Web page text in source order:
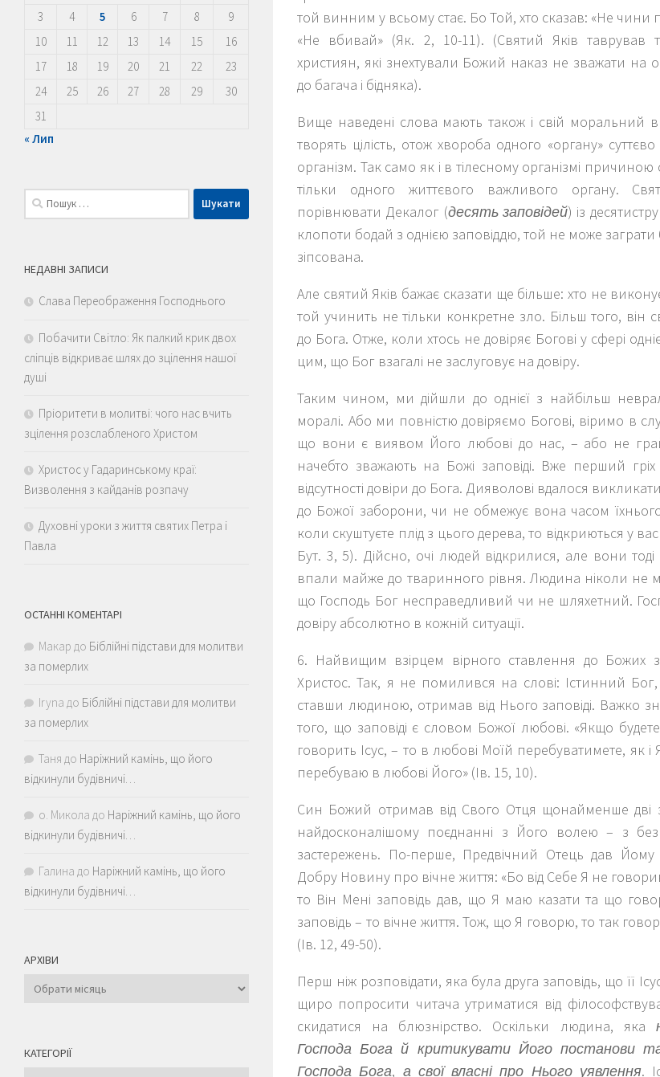
той винним у всьому стає. Бо Той, хто сказав: «Не чини
«Не вбивай» (Як. 2, 10-11). (Святий Яків таврував
християн, які знехтували Божий наказ не зважати на
до багача і бідняка).
Вище наведені слова мають також і свій моральний
творять цілість, отож хвороба одного «органу»
організм. Так само як і в тілесному організмі причиною
тільки одного життєвого важливого органу.
порівнювати Декалог (десять заповідей) із
клопоти бодай з однією заповіддю, той не може
зіпсована.
Але святий Яків бажає сказати ще більше: хто не
той учинить не тільки конкретне зло. Більш того, він
до Бога. Отже, коли хтось не довіряє Богові у сфері
цим, що Бог взагалі не заслуговує на довіру.
Таким чином, ми дійшли до однієї з найбільш
моралі. Або ми повністю довіряємо Богові, віримо в
що вони є виявом Його любові до нас, – або не
начебто зважають на Божі заповіді. Вже перший гріх
відсутності довіри до Бога. Дияволові вдалося
до Божої заборони, чи не обмежує вона часом
коли скуштуєте плід з цього дерева, то відкриються у
Бут. 3, 5). Дійсно, очі людей відкрилися, але вони
впали майже до тваринного рівня. Людина ніколи не
що Господь Бог несправедливий чи не шляхетний.
довіру абсолютно в кожній ситуації.
6. Найвищим взірцем вірного ставлення до Божих
Христос. Так, я не помилився на слові: Істинний
ставши людиною, отримав від Нього заповіді. Важко
того, що заповіді є словом Божої любові. «Якщо
говорить Ісус, – то в любові Моїй перебуватимете, як і
перебуваю в любові Його» (Ів. 15, 10).
Син Божий отримав від Свого Отця щонайменше дві
найдосконалішому поєднанні з Його волею – з
застережень. По-перше, Предвічний Отець дав
Добру Новину про вічне життя: «Бо від Себе Я не
то Він Мені заповідь дав, що Я маю казати та що
заповідь – то вічне життя. Тож, що Я говорю, то так
(Ів. 12, 49-50).
Перш ніж розповідати, яка була друга заповідь, що її
щиро попросити читача утриматися від
скидатися на блюзнірство. Оскільки людина, яка
Господа Бога й критикувати Його постанови
Господа Бога, а свої власні про Нього уявлення.
3
4 5 6 7 8
9
10
11 12 13 14 15
16
17
18 19 20 21 22
23
24
25 26 27 28 29
30
31
« Лип
Пошук:
НЕДАВНІ ЗАПИСИ
Слава Переображення Господнього
Побачити Світло: Як палкий крик двох
сліпців відкриває шлях до зцілення нашої
душі
Пріоритети в молитві: чого нас вчить
зцілення розслабленого Христом
Христос у Гадаринському краї:
Визволення з кайданів розпачу
Духовні уроки з життя святих Петра і
Павла
ОСТАННІ КОМЕНТАРІ
Макар до Біблійні підстави для молитви
за померлих
Iryna до Біблійні підстави для молитви
за померлих
Таня до Наріжний камінь, що його
відкинули будівничі…
о. Микола до Наріжний камінь, що його
відкинули будівничі…
Галина до Наріжний камінь, що його
відкинули будівничі…
АРХІВИ
Архіви
КАТЕГОРІЇ